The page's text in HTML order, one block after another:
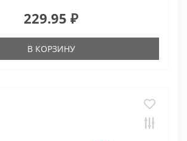
229.95 ₽
В КОРЗИНУ